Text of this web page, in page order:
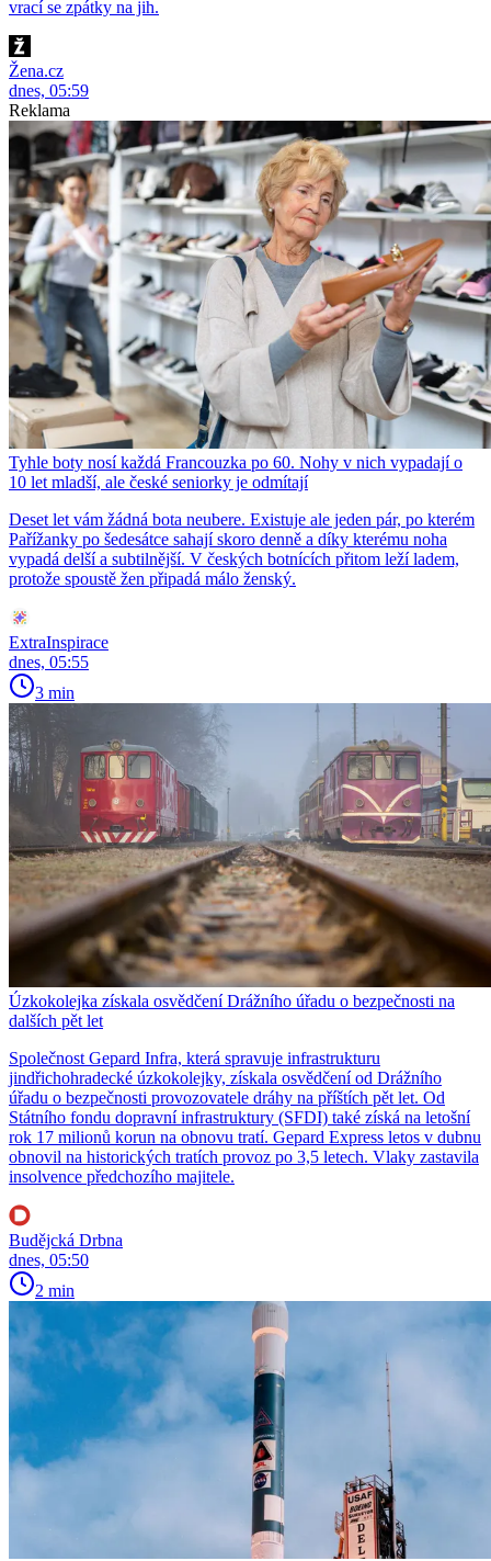
vrací se zpátky na jih.
Žena.cz
dnes, 05:59
Reklama
Tyhle boty nosí každá Francouzka po 60. Nohy v nich vypadají o
10 let mladší, ale české seniorky je odmítají
Deset let vám žádná bota neubere. Existuje ale jeden pár, po kterém
Pařížanky po šedesátce sahají skoro denně a díky kterému noha
vypadá delší a subtilnější. V českých botnících přitom leží ladem,
protože spoustě žen připadá málo ženský.
ExtraInspirace
dnes, 05:55
3 min
Úzkokolejka získala osvědčení Drážního úřadu o bezpečnosti na
dalších pět let
Společnost Gepard Infra, která spravuje infrastrukturu
jindřichohradecké úzkokolejky, získala osvědčení od Drážního
úřadu o bezpečnosti provozovatele dráhy na příštích pět let. Od
Státního fondu dopravní infrastruktury (SFDI) také získá na letošní
rok 17 milionů korun na obnovu tratí. Gepard Express letos v dubnu
obnovil na historických tratích provoz po 3,5 letech. Vlaky zastavila
insolvence předchozího majitele.
Budějcká Drbna
dnes, 05:50
2 min